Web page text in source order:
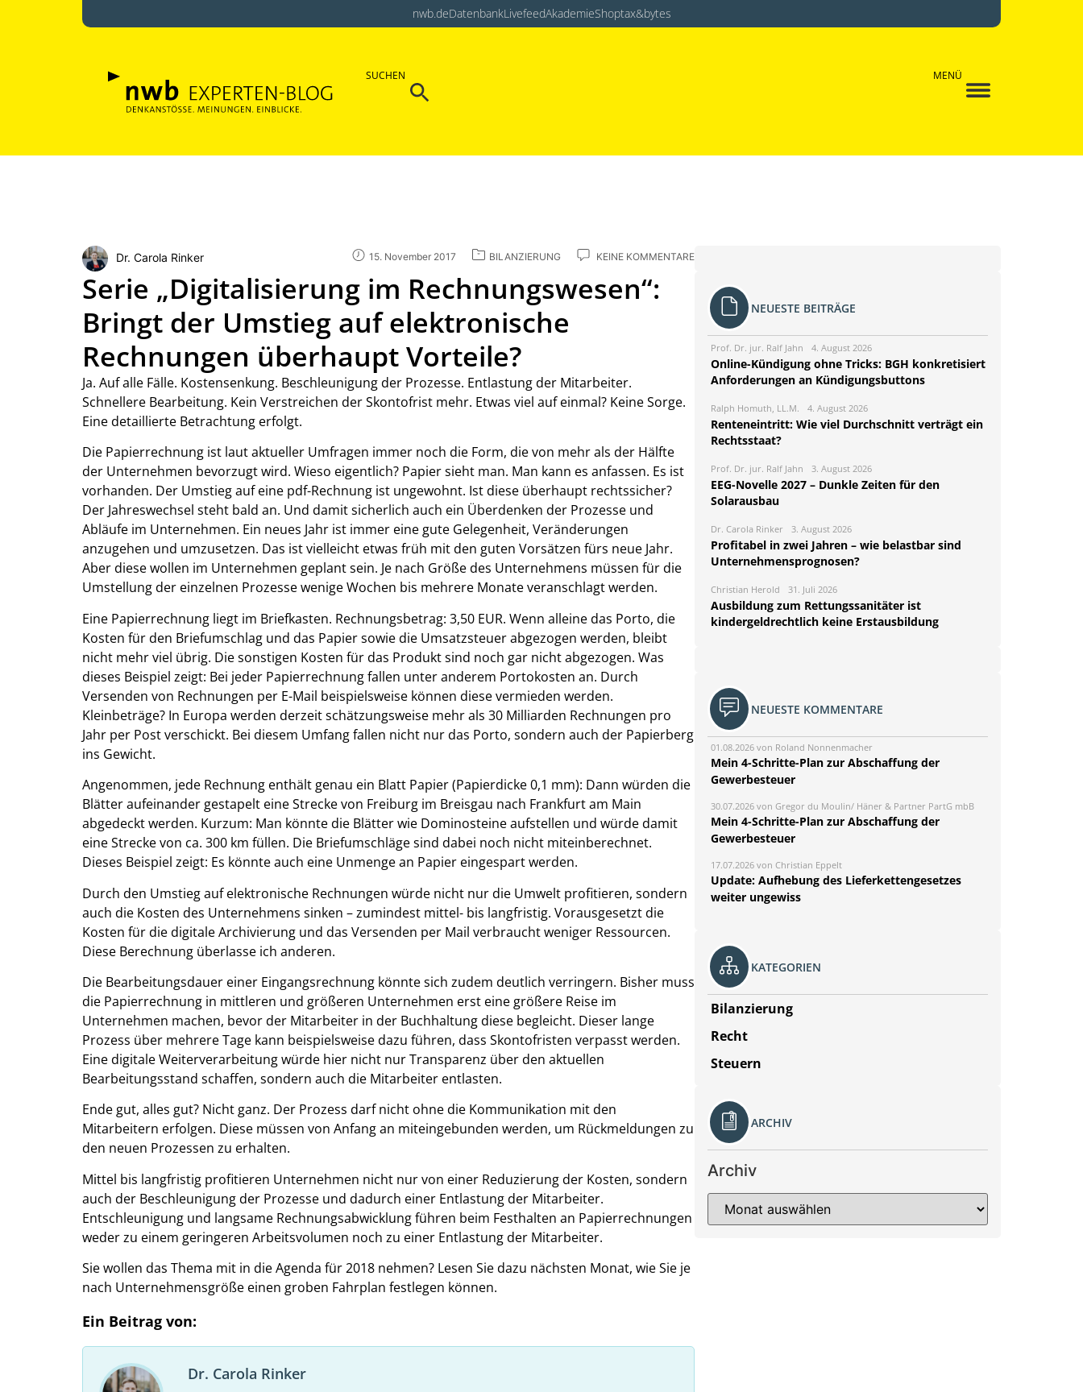
nwb.deDatenbankLivefeedAkademieShoptax&bytes
SUCHEN
Search
MENÜ
Dr. Carola Rinker 15. November 2017 BILANZIERUNG KEINE KOMMENTARE
Serie „Digitalisierung im Rechnungswesen“:
Bringt der Umstieg auf elektronische
Rechnungen überhaupt Vorteile?
Ja. Auf alle Fälle. Kostensenkung. Beschleunigung der Prozesse. Entlastung der Mitarbeiter.
Schnellere Bearbeitung. Kein Verstreichen der Skontofrist mehr. Etwas viel auf einmal? Keine Sorge.
Eine detaillierte Betrachtung erfolgt.
Die Papierrechnung ist laut aktueller Umfragen immer noch die Form, die von mehr als der Hälfte
der Unternehmen bevorzugt wird. Wieso eigentlich? Papier sieht man. Man kann es anfassen. Es ist
vorhanden. Der Umstieg auf eine pdf-Rechnung ist ungewohnt. Ist diese überhaupt rechtssicher?
Der Jahreswechsel steht bald an. Und damit sicherlich auch ein Überdenken der Prozesse und
Abläufe im Unternehmen. Ein neues Jahr ist immer eine gute Gelegenheit, Veränderungen
anzugehen und umzusetzen. Das ist vielleicht etwas früh mit den guten Vorsätzen fürs neue Jahr.
Aber diese wollen im Unternehmen geplant sein. Je nach Größe des Unternehmens müssen für die
Umstellung der einzelnen Prozesse wenige Wochen bis mehrere Monate veranschlagt werden.
Eine Papierrechnung liegt im Briefkasten. Rechnungsbetrag: 3,50 EUR. Wenn alleine das Porto, die
Kosten für den Briefumschlag und das Papier sowie die Umsatzsteuer abgezogen werden, bleibt
nicht mehr viel übrig. Die sonstigen Kosten für das Produkt sind noch gar nicht abgezogen. Was
dieses Beispiel zeigt: Bei jeder Papierrechnung fallen unter anderem Portokosten an. Durch
Versenden von Rechnungen per E-Mail beispielsweise können diese vermieden werden.
Kleinbeträge? In Europa werden derzeit schätzungsweise mehr als 30 Milliarden Rechnungen pro
Jahr per Post verschickt. Bei diesem Umfang fallen nicht nur das Porto, sondern auch der Papierberg
ins Gewicht.
Angenommen, jede Rechnung enthält genau ein Blatt Papier (Papierdicke 0,1 mm): Dann würden die
Blätter aufeinander gestapelt eine Strecke von Freiburg im Breisgau nach Frankfurt am Main
abgedeckt werden. Kurzum: Man könnte die Blätter wie Dominosteine aufstellen und würde damit
eine Strecke von ca. 300 km füllen. Die Briefumschläge sind dabei noch nicht miteinberechnet.
Dieses Beispiel zeigt: Es könnte auch eine Unmenge an Papier eingespart werden.
Durch den Umstieg auf elektronische Rechnungen würde nicht nur die Umwelt profitieren, sondern
auch die Kosten des Unternehmens sinken – zumindest mittel- bis langfristig. Vorausgesetzt die
Kosten für die digitale Archivierung und das Versenden per Mail verbraucht weniger Ressourcen.
Diese Berechnung überlasse ich anderen.
Die Bearbeitungsdauer einer Eingangsrechnung könnte sich zudem deutlich verringern. Bisher muss
die Papierrechnung in mittleren und größeren Unternehmen erst eine größere Reise im
Unternehmen machen, bevor der Mitarbeiter in der Buchhaltung diese begleicht. Dieser lange
Prozess über mehrere Tage kann beispielsweise dazu führen, dass Skontofristen verpasst werden.
Eine digitale Weiterverarbeitung würde hier nicht nur Transparenz über den aktuellen
Bearbeitungsstand schaffen, sondern auch die Mitarbeiter entlasten.
Ende gut, alles gut? Nicht ganz. Der Prozess darf nicht ohne die Kommunikation mit den
Mitarbeitern erfolgen. Diese müssen von Anfang an miteingebunden werden, um Rückmeldungen zu
den neuen Prozessen zu erhalten.
Mittel bis langfristig profitieren Unternehmen nicht nur von einer Reduzierung der Kosten, sondern
auch der Beschleunigung der Prozesse und dadurch einer Entlastung der Mitarbeiter.
Entschleunigung und langsame Rechnungsabwicklung führen beim Festhalten an Papierrechnungen
weder zu einem geringeren Arbeitsvolumen noch zu einer Entlastung der Mitarbeiter.
Sie wollen das Thema mit in die Agenda für 2018 nehmen? Lesen Sie dazu nächsten Monat, wie Sie je
nach Unternehmensgröße einen groben Fahrplan festlegen können.
Ein Beitrag von:
Dr. Carola Rinker
NEUESTE BEITRÄGE
Prof. Dr. jur. Ralf Jahn 4. August 2026
Online-Kündigung ohne Tricks: BGH konkretisiert
Anforderungen an Kündigungsbuttons
Ralph Homuth, LL.M. 4. August 2026
Renteneintritt: Wie viel Durchschnitt verträgt ein
Rechtsstaat?
Prof. Dr. jur. Ralf Jahn 3. August 2026
EEG-Novelle 2027 – Dunkle Zeiten für den
Solarausbau
Dr. Carola Rinker 3. August 2026
Profitabel in zwei Jahren – wie belastbar sind
Unternehmensprognosen?
Christian Herold 31. Juli 2026
Ausbildung zum Rettungssanitäter ist
kindergeldrechtlich keine Erstausbildung
NEUESTE KOMMENTARE
01.08.2026 von Roland Nonnenmacher
Mein 4-Schritte-Plan zur Abschaffung der
Gewerbesteuer
30.07.2026 von Gregor du Moulin/ Häner & Partner PartG mbB
Mein 4-Schritte-Plan zur Abschaffung der
Gewerbesteuer
17.07.2026 von Christian Eppelt
Update: Aufhebung des Lieferkettengesetzes
weiter ungewiss
KATEGORIEN
Bilanzierung
Recht
Steuern
ARCHIV
Archiv